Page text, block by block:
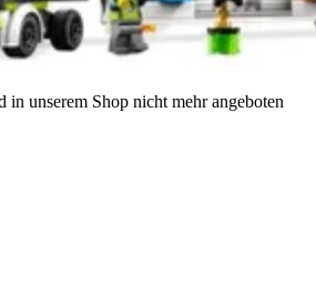
in unserem Shop nicht mehr angeboten